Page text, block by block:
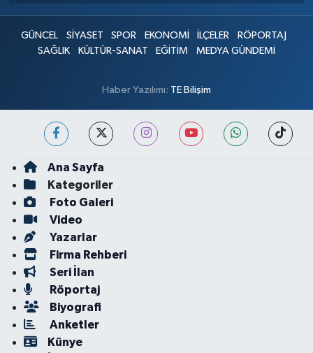
GÜNCEL SİYASET SPOR EKONOMİ İLÇELER
RÖPORTAJ
SAĞLIK
KÜLTÜR-SANAT EĞİTİM MEDYA GÜNDEMİ
Haber Yazılımı: TE Bilişim
Ana Sayfa
Kategoriler
Foto Galeri
Video
Yazarlar
Firma Rehberi
Seri İlan
Röportaj
Biyografi
Anketler
Künye